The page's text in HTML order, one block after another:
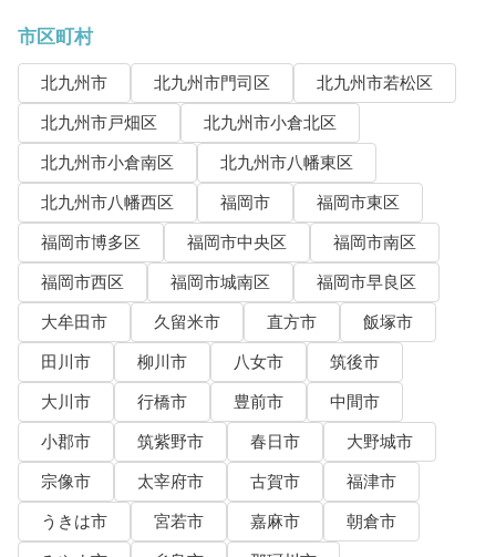
市区町村
北九州市 北九州市門司区
北九州市若松区
北九州市戸畑区
北九州市小倉北区
北九州市小倉南区
北九州市八幡東区
北九州市八幡西区
福岡市
福岡市東区
福岡市博多区
福岡市中央区
福岡市南区
福岡市西区
福岡市城南区
福岡市早良区
大牟田市
久留米市 直方市
飯塚市
田川市
柳川市 八女市
筑後市
大川市
行橋市 豊前市
中間市
小郡市
筑紫野市 春日市
大野城市
宗像市
太宰府市 古賀市
福津市
うきは市
宮若市 嘉麻市
朝倉市